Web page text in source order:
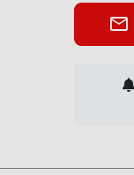
mail_outline